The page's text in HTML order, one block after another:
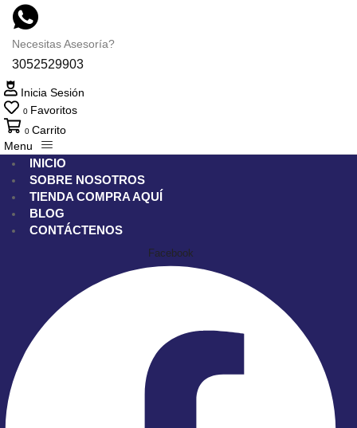
Necesitas Asesoría?
3052529903
Inicia Sesión
0 Favoritos
0 Carrito
Menu
INICIO
SOBRE NOSOTROS
TIENDA COMPRA AQUÍ
BLOG
CONTÁCTENOS
Facebook